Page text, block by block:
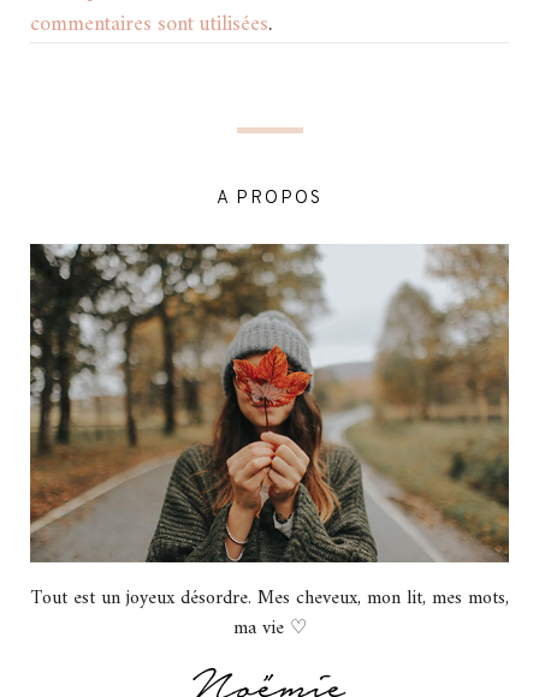
commentaires sont utilisées.
A PROPOS
Tout est un joyeux désordre. Mes cheveux, mon lit, mes mots,
ma vie ♡